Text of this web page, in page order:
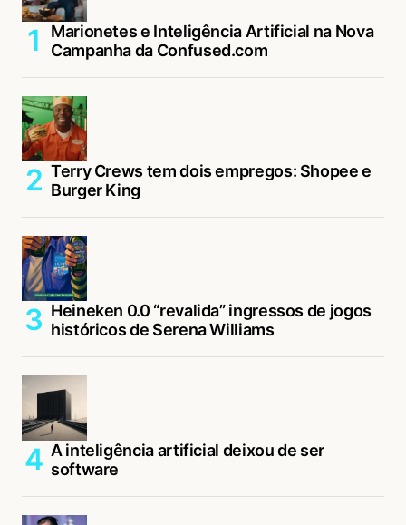
Marionetes e Inteligência Artificial na Nova
Campanha da Confused.com
Terry Crews tem dois empregos: Shopee e
Burger King
Heineken 0.0 “revalida” ingressos de jogos
históricos de Serena Williams
A inteligência artificial deixou de ser
software